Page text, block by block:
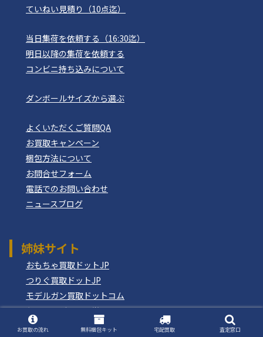
ていねい見積り（10点迄）
当日集荷を依頼する（16:30迄）
明日以降の集荷を依頼する
コンビニ持ち込みについて
ダンボールサイズから選ぶ
よくいただくご質問QA
お買取キャンペーン
梱包方法について
お問合せフォーム
電話でのお問い合わせ
ニュースブログ
姉妹サイト
おもちゃ買取ドットJP
つりぐ買取ドットJP
モデルガン買取ドットコム
もけいのどらねこ堂
お買取の流れ 無料梱包キット 宅配買取 査定窓口